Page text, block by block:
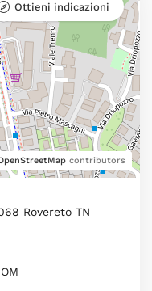
contributors
Ottieni indicazioni
Rovereto TN